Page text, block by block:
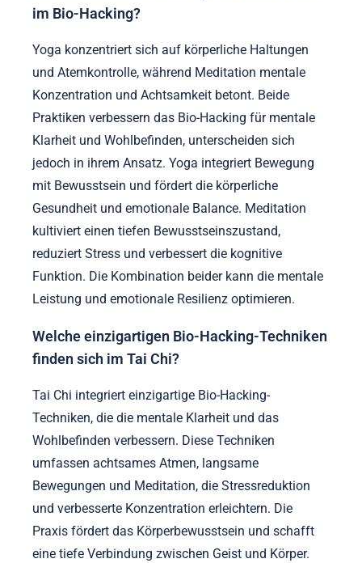
im Bio-Hacking?
Yoga konzentriert sich auf körperliche Haltungen
und Atemkontrolle, während Meditation mentale
Konzentration und Achtsamkeit betont. Beide
Praktiken verbessern das Bio-Hacking für mentale
Klarheit und Wohlbefinden, unterscheiden sich
jedoch in ihrem Ansatz. Yoga integriert Bewegung
mit Bewusstsein und fördert die körperliche
Gesundheit und emotionale Balance. Meditation
kultiviert einen tiefen Bewusstseinszustand,
reduziert Stress und verbessert die kognitive
Funktion. Die Kombination beider kann die mentale
Leistung und emotionale Resilienz optimieren.
Welche einzigartigen Bio-Hacking-Techniken
finden sich im Tai Chi?
Tai Chi integriert einzigartige Bio-Hacking-
Techniken, die die mentale Klarheit und das
Wohlbefinden verbessern. Diese Techniken
umfassen achtsames Atmen, langsame
Bewegungen und Meditation, die Stressreduktion
und verbesserte Konzentration erleichtern. Die
Praxis fördert das Körperbewusstsein und schafft
eine tiefe Verbindung zwischen Geist und Körper.